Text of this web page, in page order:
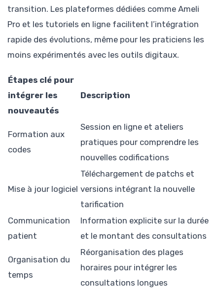
transition. Les plateformes dédiées comme Ameli
Pro et les tutoriels en ligne facilitent l’intégration
rapide des évolutions, même pour les praticiens les
moins expérimentés avec les outils digitaux.
Étapes clé pour
intégrer les
nouveautés
Description
Formation aux
codes
Session en ligne et ateliers
pratiques pour comprendre les
nouvelles codifications
Mise à jour logiciel
Téléchargement de patchs et
versions intégrant la nouvelle
tarification
Communication
patient
Information explicite sur la durée
et le montant des consultations
Organisation du
temps
Réorganisation des plages
horaires pour intégrer les
consultations longues